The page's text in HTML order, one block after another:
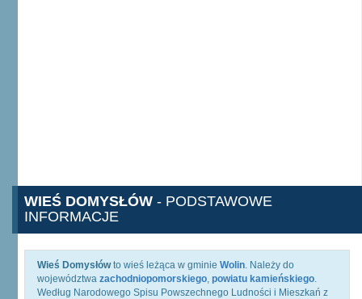
WIEŚ DOMYSŁÓW - PODSTAWOWE
INFORMACJE
Wieś Domysłówto wieś leżąca w gminie Wolin. Należy do
województwa zachodniopomorskiego, powiatu kamieńskiego.
Według Narodowego Spisu Powszechnego Ludności i Mieszkań z